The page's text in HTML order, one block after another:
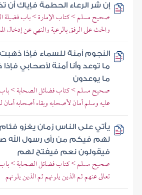
إن شر الرعاء الحطمة فإياك
صحيح مسلم > كتاب الإمارة > باب فضيلة
والحث على الرفق بالرعية والنهي عن إدخال
النجوم أمنة للسماء فإذا
ما توعد وأنا أمنة لأصحابي
ما يوعدون
صحيح مسلم > كتاب فضائل الصحابة > باب
عليه وسلم أمان لأصحابه وبقاء أصحابه أمان
يأتي على الناس زمان يغزو
لهم فيكم من رأى رسول الله
فيقولون نعم فيفتح لهم
صحيح مسلم > كتاب فضائل الصحابة >
تعالى عنهم ثم الذين يلونهم ثم الذين يلونهم